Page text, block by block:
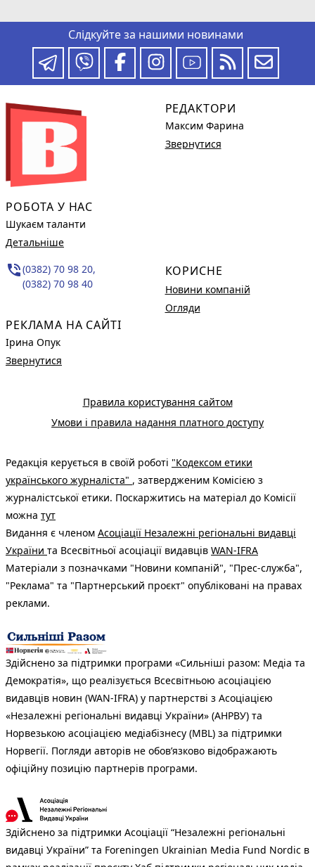
Слідкуйте за нашими новинами
РОБОТА У НАС
Шукаєм таланти
Детальніше
phone_in_talk(0382) 70 98 20,
(0382) 70 98 40
РЕКЛАМА НА САЙТІ
Ірина Опук
Звернутися
РЕДАКТОРИ
Максим Фарина
Звернутися
КОРИСНЕ
Новини компаній
Огляди
Правила користування сайтом
Умови і правила надання платного доступу
Редакція керується в своїй роботі "Кодексом етики
українського журналіста" , затвердженим Комісією з
журналістської етики. Поскаржитись на матеріал до Комісії
можна тут
Видання є членом Асоціації Незалежні регіональні видавці
України та Всесвітньої асоціації видавців WAN-IFRA
Матеріали з позначками "Новини компаній", "Прес-служба",
"Реклама" та "Партнерський проєкт" опубліковані на правах
реклами.
Здійснено за підтримки програми «Сильніші разом: Медіа та
Демократія», що реалізується Всесвітньою асоціацією
видавців новин (WAN-IFRA) у партнерстві з Асоціацією
«Незалежні регіональні видавці України» (АНРВУ) та
Норвезькою асоціацією медіабізнесу (MBL) за підтримки
Норвегії. Погляди авторів не обов’язково відображають
офіційну позицію партнерів програми.
Здійснено за підтримки Асоціації “Незалежні регіональні
видавці України” та Foreningen Ukrainian Media Fund Nordic в